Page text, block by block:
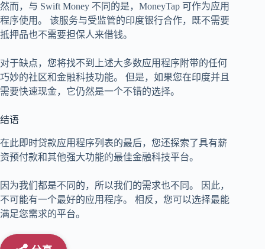
然而，与 Swift Money 不同的是，MoneyTap 可作为应用
程序使用。 该服务与受监管的印度银行合作，既不需要
抵押品也不需要担保人来借钱。
对于缺点，您将找不到上述大多数应用程序附带的任何
巧妙的社区和金融科技功能。 但是，如果您在印度并且
需要快速现金，它仍然是一个不错的选择。
结语
在此即时贷款应用程序列表的最后，您还探索了具有薪
资预付款和其他强大功能的最佳金融科技平台。
因为我们都是不同的，所以我们的需求也不同。 因此，
不可能有一个最好的应用程序。 相反，您可以选择最能
满足您需求的平台。